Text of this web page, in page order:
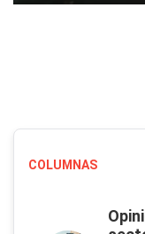
COLUMNAS